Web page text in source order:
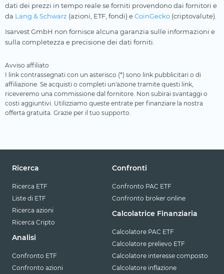
dati dei prezzi in tempo reale se forniti provendono dai fornitori e
da Lang & Schwarz (azioni, ETF, fondi) eCoinGecko (criptovalute).
Isarvest GmbH non fornisce alcuna garanzia sulle informazioni e
sulla completezza e precisione dei dati forniti.
Avviso affiliato
I link contrassegnati con un asterisco (*) sono link pubblicitari o di
affiliazione. Se acquisti o completi un'azione tramite questi link,
riceveremo una commissione dal fornitore. Non subirai svantaggi o
costi aggiuntivi. Utilizziamo queste entrate per finanziare la nostra
offerta gratuita. Grazie per il tuo supporto.
Ricerca
Ricerca ETF
Liste di ETF
Ricerca azioni
Ricerca Cripto
Analisi
Confronto ETF
Confronto azioni
Confronti
Confronto PAC ETF
Confronto broker online
Calcolatrice Finanziaria
Calcolatore PAC ETF
Calcolatore prelievo ETF
Calcolatore interesse composto
Calcolatore inflazione